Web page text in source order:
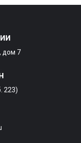
дом 7
223)